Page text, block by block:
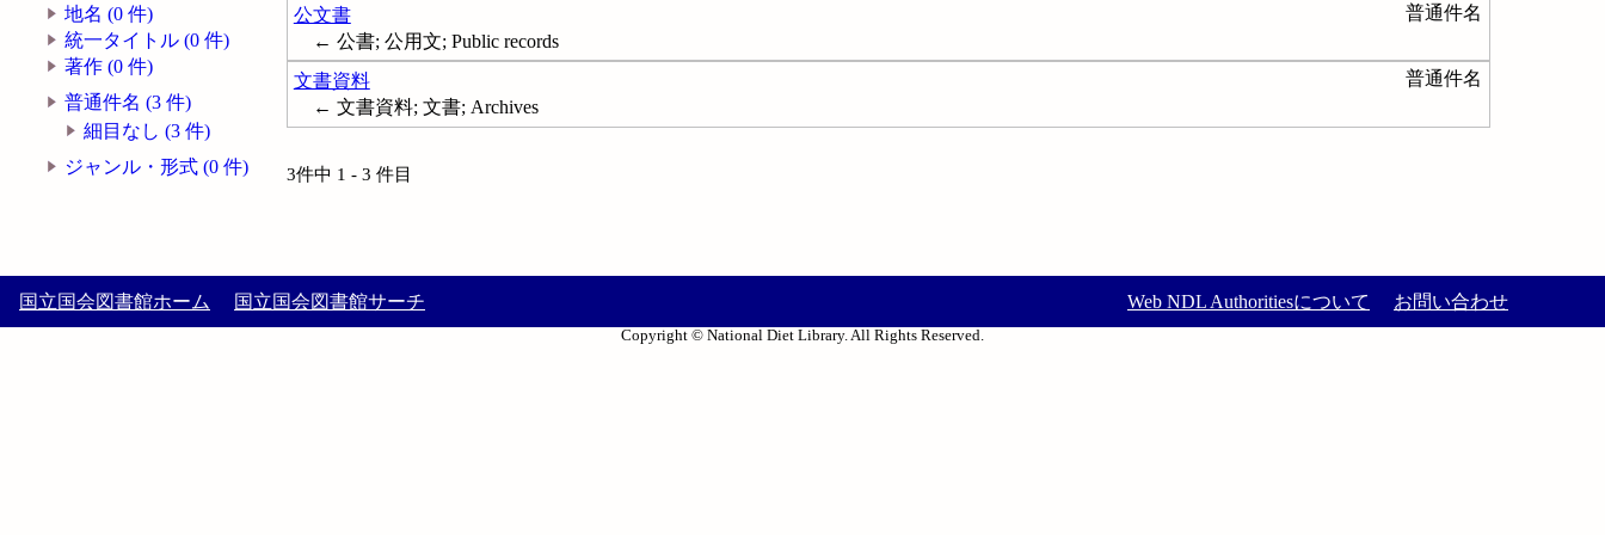
地名 (0 件)
統一タイトル (0 件)
著作 (0 件)
普通件名 (3 件)
細目なし (3 件)
ジャンル・形式 (0 件)
公文書
普通件名
← 公書; 公用文; Public records
文書資料
普通件名
← 文書資料; 文書; Archives
3件中 1 - 3 件目
国立国会図書館ホーム 国立国会図書館サーチ Web NDL Authoritiesについて お問い合わせ
Copyright © National Diet Library. All Rights Reserved.